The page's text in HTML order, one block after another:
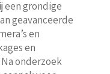
een grondige
geavanceerde
en
en
onderzoek